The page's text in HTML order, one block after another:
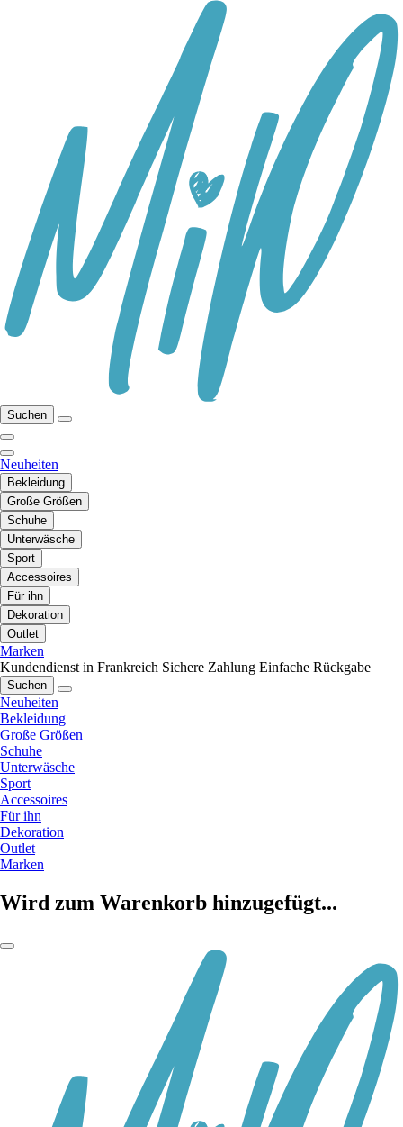
Suchen
Neuheiten
Bekleidung
Große Größen
Schuhe
Unterwäsche
Sport
Accessoires
Für ihn
Dekoration
Outlet
Marken
Kundendienst in Frankreich Sichere Zahlung Einfache Rückgabe
Suchen
Neuheiten
Bekleidung
Große Größen
Schuhe
Unterwäsche
Sport
Accessoires
Für ihn
Dekoration
Outlet
Marken
Wird zum Warenkorb hinzugefügt...